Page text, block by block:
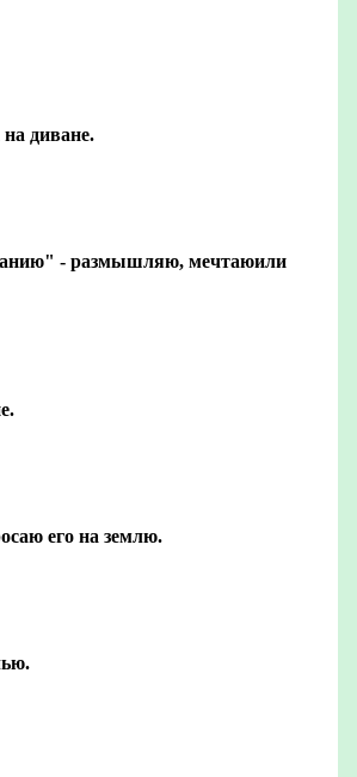
диване.
- размышляю, мечтаюили
его на землю.